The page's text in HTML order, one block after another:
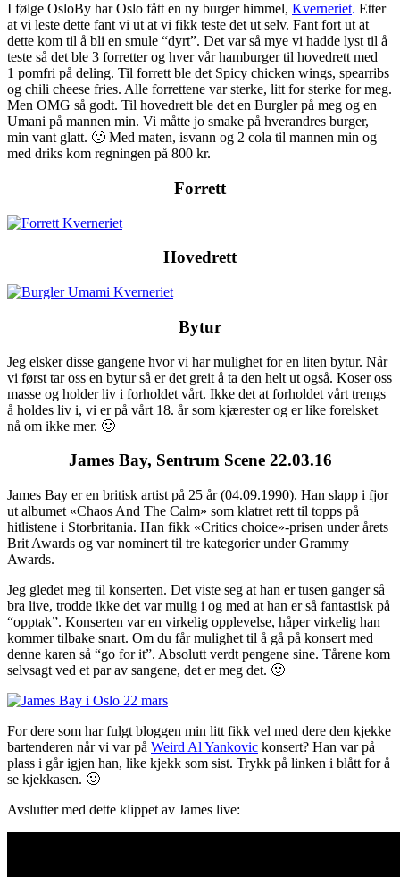
I følge OsloBy har Oslo fått en ny burger himmel, Kverneriet. Etter
at vi leste dette fant vi ut at vi fikk teste det ut selv. Fant fort ut at
dette kom til å bli en smule “dyrt”. Det var så mye vi hadde lyst til å
teste så det ble 3 forretter og hver vår hamburger til hovedrett med
1 pomfri på deling. Til forrett ble det Spicy chicken wings, spearribs
og chili cheese fries. Alle forrettene var sterke, litt for sterke for meg.
Men OMG så godt. Til hovedrett ble det en Burgler på meg og en
Umani på mannen min. Vi måtte jo smake på hverandres burger,
min vant glatt. 🙂 Med maten, isvann og 2 cola til mannen min og
med driks kom regningen på 800 kr.
Forrett
Hovedrett
Bytur
Jeg elsker disse gangene hvor vi har mulighet for en liten bytur. Når
vi først tar oss en bytur så er det greit å ta den helt ut også. Koser oss
masse og holder liv i forholdet vårt. Ikke det at forholdet vårt trengs
å holdes liv i, vi er på vårt 18. år som kjærester og er like forelsket
nå om ikke mer. 🙂
James Bay, Sentrum Scene 22.03.16
James Bay er en britisk artist på 25 år (04.09.1990). Han slapp i fjor
ut albumet «Chaos And The Calm» som klatret rett til topps på
hitlistene i Storbritania. Han fikk «Critics choice»-prisen under årets
Brit Awards og var nominert til tre kategorier under Grammy
Awards.
Jeg gledet meg til konserten. Det viste seg at han er tusen ganger så
bra live, trodde ikke det var mulig i og med at han er så fantastisk på
“opptak”. Konserten var en virkelig opplevelse, håper virkelig han
kommer tilbake snart. Om du får mulighet til å gå på konsert med
denne karen så “go for it”. Absolutt verdt pengene sine. Tårene kom
selvsagt ved et par av sangene, det er meg det. 🙂
For dere som har fulgt bloggen min litt fikk vel med dere den kjekke
bartenderen når vi var på Weird Al Yankovic konsert? Han var på
plass i går igjen han, like kjekk som sist. Trykk på linken i blått for å
se kjekkasen. 🙂
Avslutter med dette klippet av James live: